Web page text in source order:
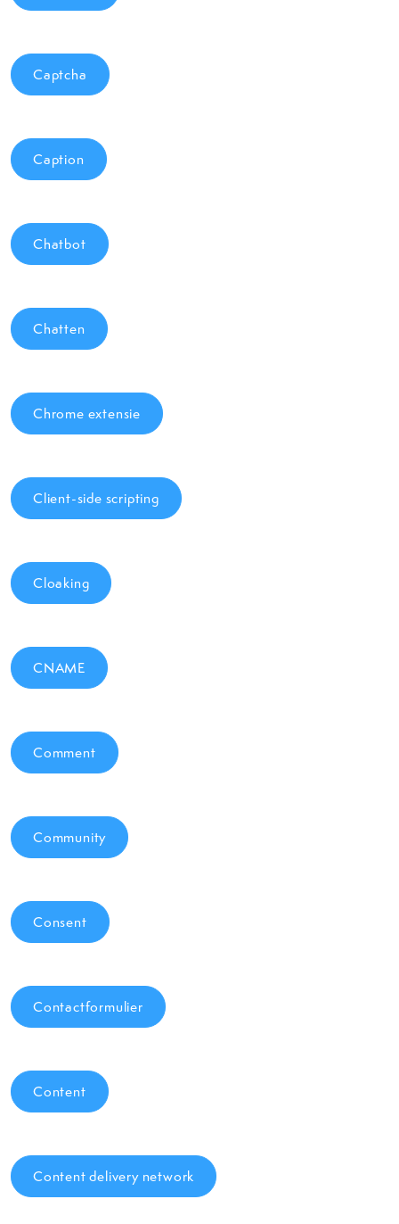
Captcha
Caption
Chatbot
Chatten
Chrome extensie
Client-side scripting
Cloaking
CNAME
Comment
Community
Consent
Contactformulier
Content
Content delivery network